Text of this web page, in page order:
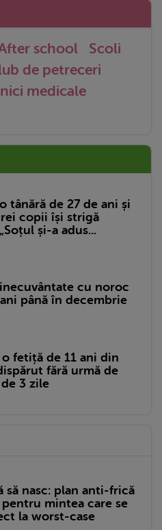
school
Scoli
de petreceri
medicale
tânără de 27 de ani și
copii își strigă
și-a adus...
cu noroc
până în decembrie
o fetiță de 11 ani din
fără urmă de
3 zile
să nasc: plan anti-frică
pentru mintea care se
la worst-case